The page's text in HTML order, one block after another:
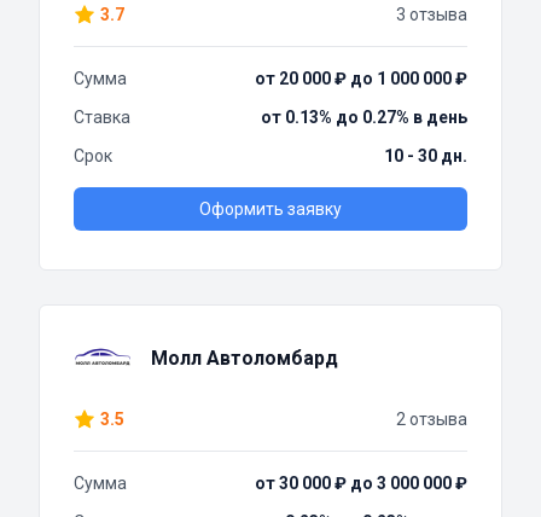
3.7 3 отзыва
Сумма
от 20 000 ₽ до 1 000 000 ₽
Ставка
от 0.13% до 0.27% в день
Срок
10 - 30 дн.
Оформить заявку
Молл Автоломбард
3.5 2 отзыва
Сумма
от 30 000 ₽ до 3 000 000 ₽